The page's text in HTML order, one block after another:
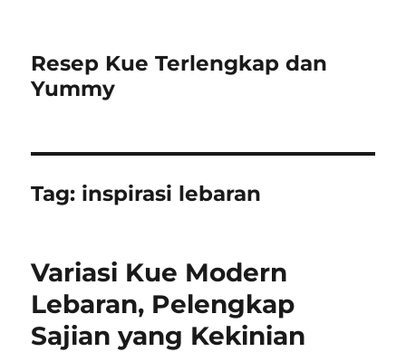
Resep Kue Terlengkap dan
Yummy
Tag: inspirasi lebaran
Variasi Kue Modern
Lebaran, Pelengkap
Sajian yang Kekinian